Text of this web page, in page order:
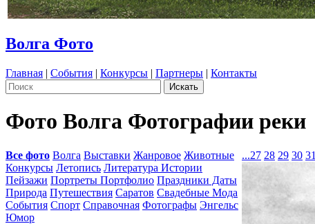
Волга Фото
Главная | События | Конкурсы | Партнеры | Контакты
Фото Волга Фотографии реки
Все фото Волга Выставки Жанровое Животные
Конкурсы Летопись Литература Истории
Пейзажи Портреты Портфолио Праздники Даты
Природа Путешествия Саратов Свадебные Мода
События Спорт Справочная Фотографы Энгельс
Юмор
...27 28 29 30 31